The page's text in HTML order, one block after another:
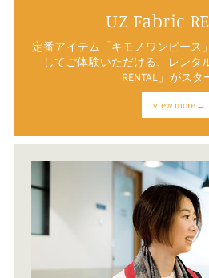
UZ Fabric
定番アイテム「キモノワンピース
してご体験いただける、レンタ
RENTAL」がスタ
view more→